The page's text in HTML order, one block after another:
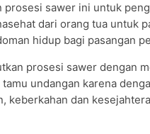
prosesi sawer ini untuk
dari orang tua untuk
hidup bagi pasangan
prosesi sawer dengan
undangan karena
keberkahan dan